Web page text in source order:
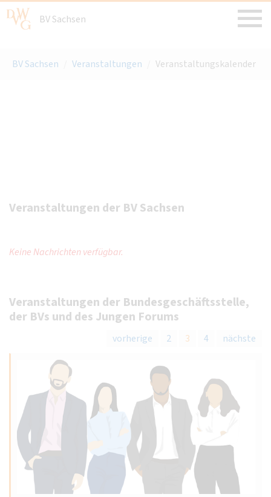
BV Sachsen
BV Sachsen Veranstaltungen Veranstaltungskalender
Veranstaltungen der BV Sachsen
Keine Nachrichten verfügbar.
Veranstaltungen der Bundesgeschäftsstelle,
der BVs und des Jungen Forums
vorherige 2 3 4 nächste